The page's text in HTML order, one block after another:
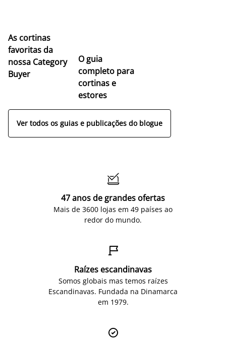
As cortinas
favoritas da
nossa Category
Buyer
O guia
completo para
cortinas e
estores
Ver todos os guias e publicações do blogue

47 anos de grandes ofertas
Mais de 3600 lojas em 49 países ao
redor do mundo.

Raízes escandinavas
Somos globais mas temos raízes
Escandinavas. Fundada na Dinamarca
em 1979.
